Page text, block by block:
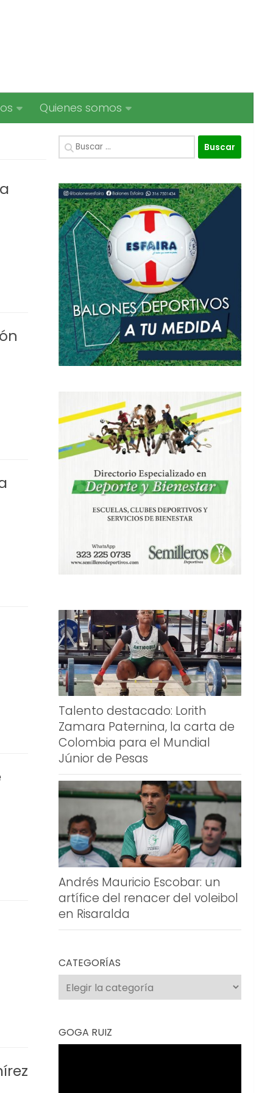
Quienes somos
Buscar:
Talento destacado: Lorith
Zamara Paternina, la carta de
Colombia para el Mundial
Júnior de Pesas
Andrés Mauricio Escobar: un
artífice del renacer del voleibol
en Risaralda
CATEGORÍAS
Categorías
GOGA RUIZ